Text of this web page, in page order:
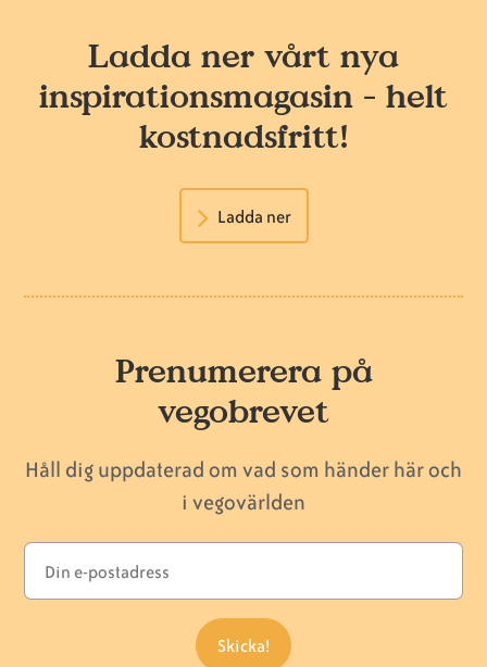
Ladda ner vårt nya
inspirationsmagasin - helt
kostnadsfritt!
Ladda ner
Prenumerera på
vegobrevet
Håll dig uppdaterad om vad som händer här och
i vegovärlden